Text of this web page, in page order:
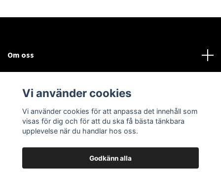
Om oss
Sociala medier
Vi använder cookies
Vi använder cookies för att anpassa det innehåll som
visas för dig och för att du ska få bästa tänkbara
upplevelse när du handlar hos oss.
Godkänn alla